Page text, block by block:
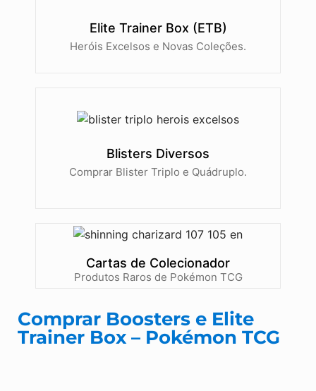
Elite Trainer Box (ETB)
Heróis Excelsos e Novas Coleções.
Blisters Diversos
Comprar Blister Triplo e Quádruplo.
Cartas de Colecionador
Produtos Raros de Pokémon TCG
Comprar Boosters e Elite
Trainer Box – Pokémon TCG